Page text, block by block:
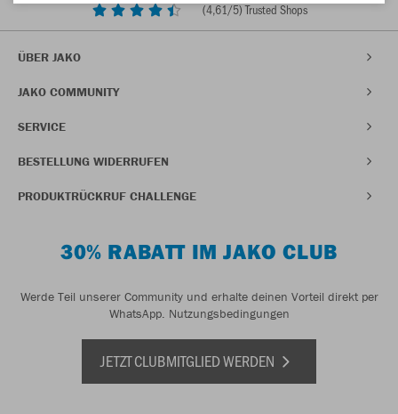
(4,61/5) Trusted Shops
ÜBER JAKO
JAKO COMMUNITY
SERVICE
BESTELLUNG WIDERRUFEN
PRODUKTRÜCKRUF CHALLENGE
30% RABATT IM JAKO CLUB
Werde Teil unserer Community und erhalte deinen Vorteil direkt per
WhatsApp. Nutzungsbedingungen
JETZT CLUBMITGLIED WERDEN